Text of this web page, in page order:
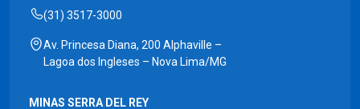
(31) 3517-3000
Av. Princesa Diana, 200 Alphaville –
Lagoa dos Ingleses – Nova Lima/MG
MINAS SERRA DEL REY